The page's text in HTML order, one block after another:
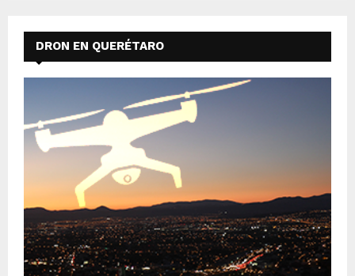
DRON EN QUERÉTARO